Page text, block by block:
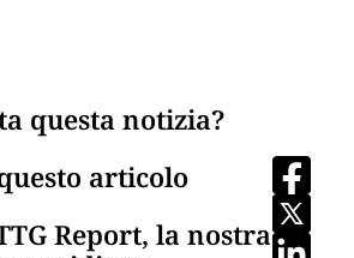
questa notizia?
articolo
Report, la nostra